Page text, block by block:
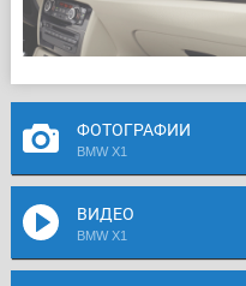
ФОТОГРАФИИ
BMW X1
ВИДЕО
BMW X1